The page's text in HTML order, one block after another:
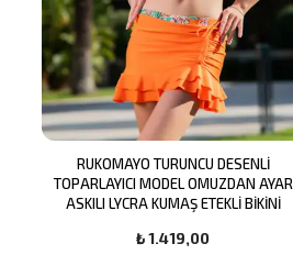
RUKOMAYO TURUNCU DESENLİ
TOPARLAYICI MODEL OMUZDAN AYAR
ASKILI LYCRA KUMAŞ ETEKLİ BİKİNİ
₺ 1.419,00